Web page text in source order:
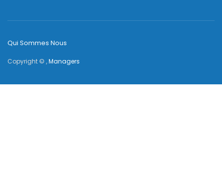
Qui Sommes Nous
Copyright © ,Managers